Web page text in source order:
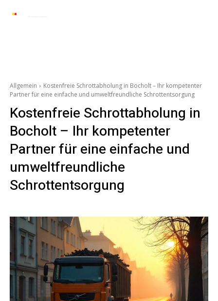
Allgemein
Kostenfreie Schrottabholung in Bocholt – Ihr kompetenter
Partner für eine einfache und umweltfreundliche Schrottentsorgung
Kostenfreie Schrottabholung in
Bocholt – Ihr kompetenter
Partner für eine einfache und
umweltfreundliche
Schrottentsorgung